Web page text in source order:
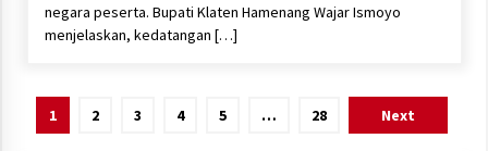
negara peserta. Bupati Klaten Hamenang Wajar Ismoyo
menjelaskan, kedatangan […]
Paginasi
1 2 3 4 5 … 28 Next